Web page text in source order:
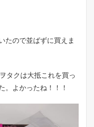
たので並ばずに買えま
タクは大抵これを買っ
。よかったね！！！